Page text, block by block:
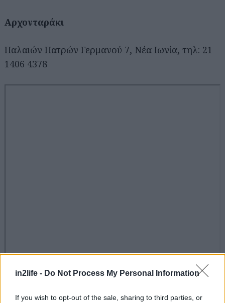
in2life - Do Not Process My Personal Information
If you wish to opt-out of the sale, sharing to third parties, or
Αρχονταράκι
Παλαιών Πατρών Γερμανού 7, Νέα Ιωνία, τηλ: 21
1406 4378